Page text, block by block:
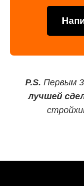
P.S. Первым
лучшей